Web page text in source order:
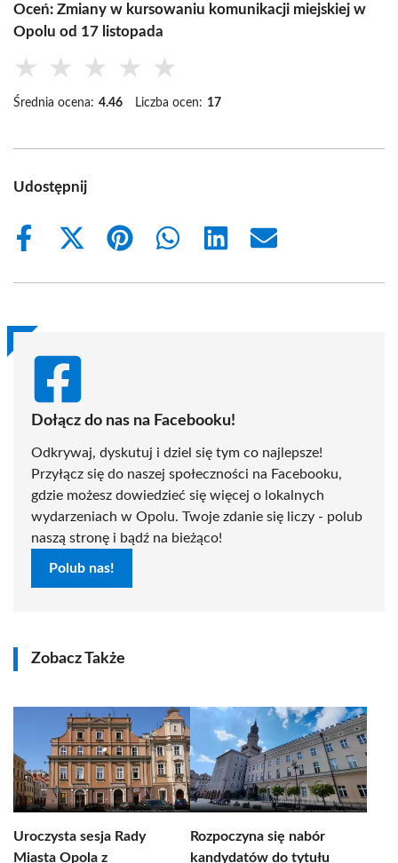
Oceń: Zmiany w kursowaniu komunikacji miejskiej w
Opolu od 17 listopada
★ ★ ★ ★ ★
Średnia ocena: 4.46 Liczba ocen: 17
Udostępnij
Share
Share
(Twitter)
Share
Share
Share
Share
Dołącz do nas na Facebooku!
Odkrywaj, dyskutuj i dziel się tym co najlepsze!
Przyłącz się do naszej społeczności na Facebooku,
gdzie możesz dowiedzieć się więcej o lokalnych
wydarzeniach w Opolu. Twoje zdanie się liczy - polub
naszą stronę i bądź na bieżąco!
Polub nas!
Zobacz Także
Uroczysta sesja Rady
Miasta Opola z
Rozpoczyna się nabór
kandydatów do tytułu